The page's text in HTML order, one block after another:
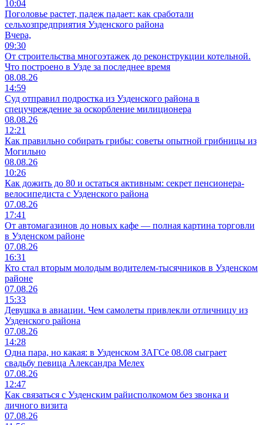
10:04
Поголовье растет, падеж падает: как сработали
сельхозпредприятия Узденского района
Вчера,
09:30
От строительства многоэтажек до реконструкции котельной.
Что построено в Узде за последнее время
08.08.26
14:59
Суд отправил подростка из Узденского района в
спецучреждение за оскорбление милиционера
08.08.26
12:21
Как правильно собирать грибы: советы опытной грибницы из
Могильно
08.08.26
10:26
Как дожить до 80 и остаться активным: секрет пенсионера-
велосипедиста с Узденского района
07.08.26
17:41
От автомагазинов до новых кафе — полная картина торговли
в Узденском районе
07.08.26
16:31
Кто стал вторым молодым водителем-тысячников в Узденском
районе
07.08.26
15:33
Девушка в авиации. Чем самолеты привлекли отличницу из
Узденского района
07.08.26
14:28
Одна пара, но какая: в Узденском ЗАГСе 08.08 сыграет
свадьбу певица Александра Мелех
07.08.26
12:47
Как связаться с Узденским райисполкомом без звонка и
личного визита
07.08.26